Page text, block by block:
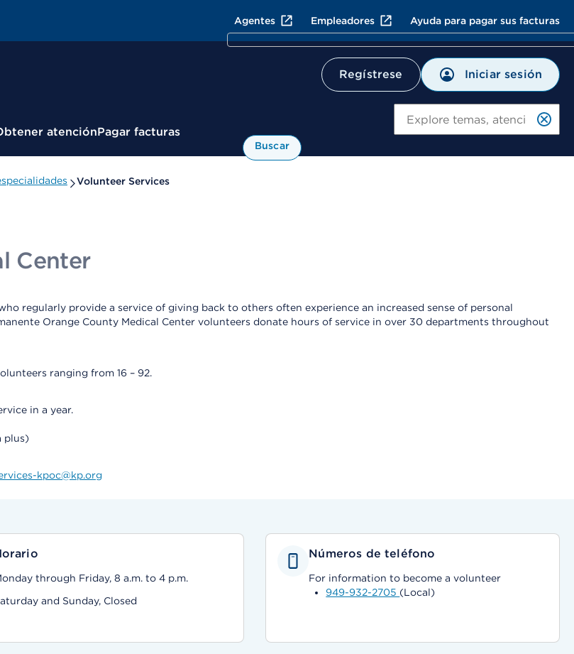
Agentes Empleadores Ayuda para pagar sus facturas
Regístrese Iniciar sesión
atenciónPagar facturas
Buscar
Volunteer Services
Center
regularly provide a service of giving back to others often experience an increased sense of personal
Orange County Medical Center volunteers donate hours of service in over 30 departments throughout
ranging from 16 – 92.
in a year.
plus)
kpoc@kp.org
through Friday, 8 a.m. to 4 p.m.
and Sunday, Closed
Números de teléfono
For information to become a volunteer
949-932-2705 (Local)